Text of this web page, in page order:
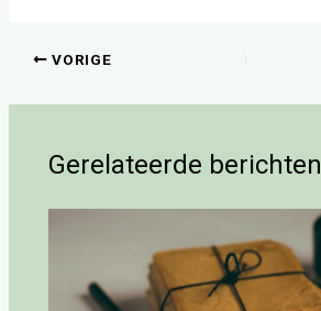
VORIGE
Gerelateerde berichten